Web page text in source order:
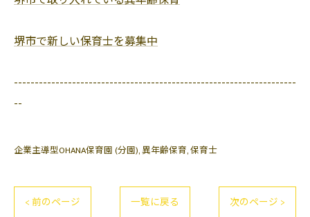
堺市で新しい保育士を募集中
--------------------------------------------------------------------
--
企業主導型OHANA保育園 (分園) 異年齢保育 保育士
< 前のページ 一覧に戻る 次のページ >